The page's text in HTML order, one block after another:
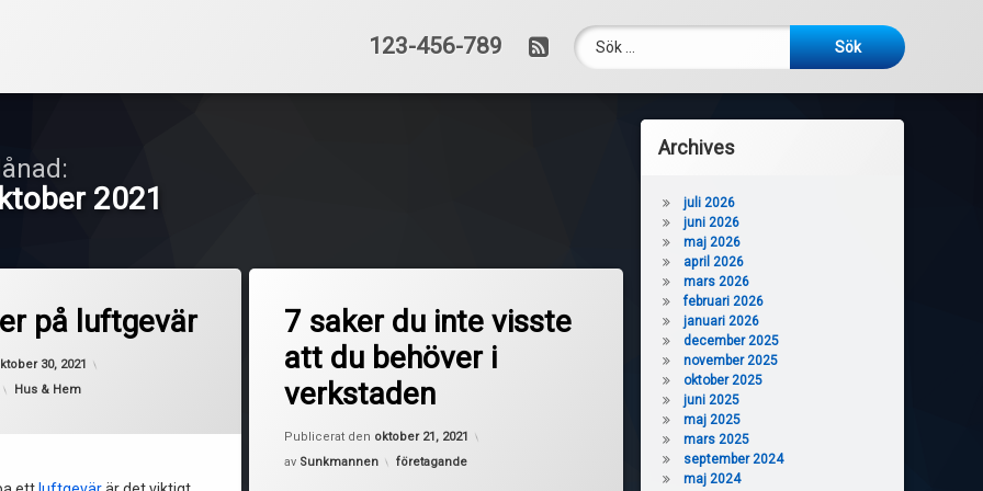
Tel:
123-456-789 RSSSök efter:
2021
på luftgevär
30, 2021
oktober 19, 2021
Kategorier:
Hus & Hem
7 saker du inte visste
att du behöver i
verkstaden
Publicerat den oktober 21, 2021
av Sunkmannen Kategorier:
företagande
Archives
juli 2026
juni 2026
maj 2026
april 2026
mars 2026
februari 2026
januari 2026
december 2025
november 2025
oktober 2025
juni 2025
maj 2025
mars 2025
september 2024
maj 2024